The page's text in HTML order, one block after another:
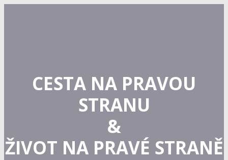
CESTA NA PRAVOU
STRANU
&
ŽIVOT NA PRAVÉ STRANĚ